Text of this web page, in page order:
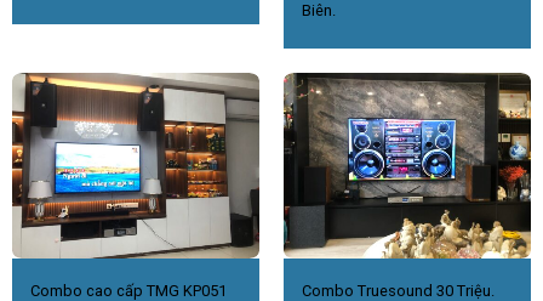
Biên.
Combo cao cấp TMG KP051
Combo Truesound 30 Triệu.